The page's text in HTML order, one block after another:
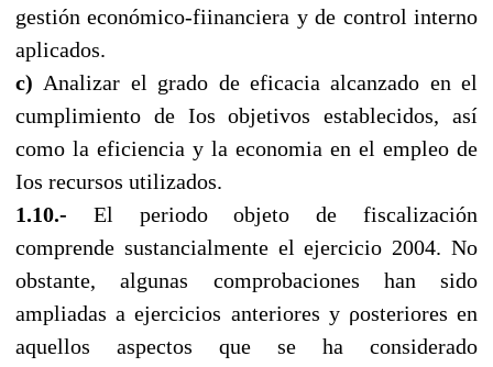
gestión económico-fiinanciera y de control interno
aplicados.
c) Analizar el grado de eficacia alcanzado en el
cumplimiento de Ios objetivos establecidos, así
como la eficiencia y la economia en el empleo de
Ios recursos utilizados.
1.10.- El periodo objeto de fiscalización
comprende sustancialmente el ejercicio 2004. No
obstante, algunas comprobaciones han sido
ampliadas a ejercicios anteriores y ροsteriores en
aquellos aspectos que se ha considerado